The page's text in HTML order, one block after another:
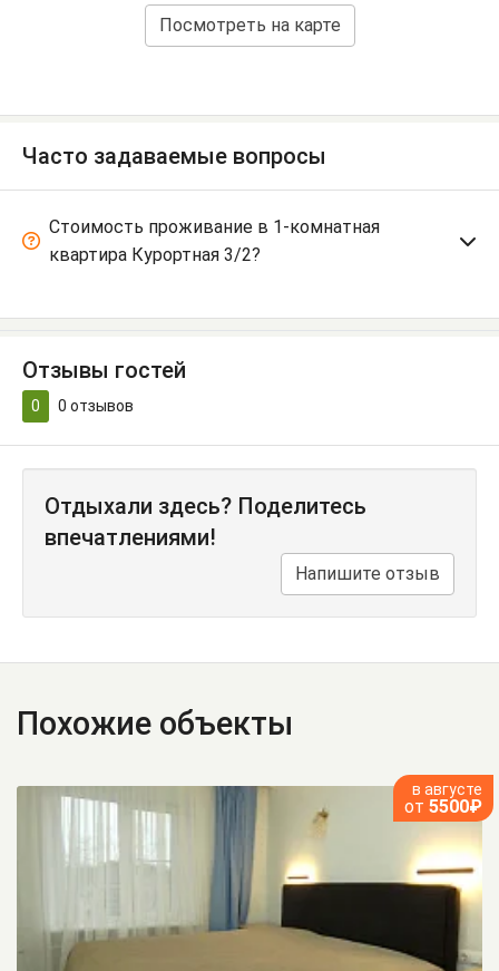
Посмотреть на карте
Часто задаваемые вопросы
Стоимость проживание в 1-комнатная
квартира Курортная 3/2?
Отзывы гостей
0 0 отзывов
Отдыхали здесь? Поделитесь
впечатлениями!
Напишите отзыв
Похожие объекты
в августе
от 5500₽